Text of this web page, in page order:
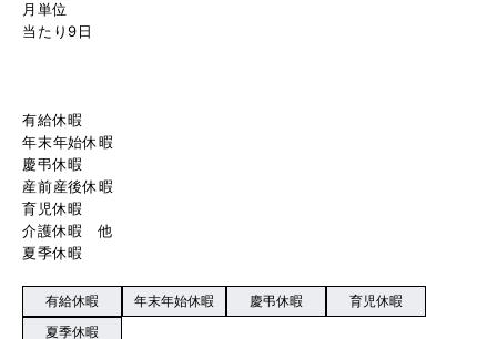
月単位
当たり9日
有給休暇
年末年始休暇
慶弔休暇
産前産後休暇
育児休暇
介護休暇 他
夏季休暇
有給休暇 年末年始休暇 慶弔休暇
育児休暇
夏季休暇